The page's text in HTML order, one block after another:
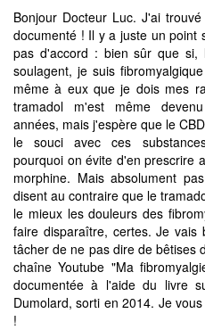
Bonjour Docteur Luc. J'ai
documenté ! Il y a juste un point
pas d'accord : bien sûr que
soulagent, je suis
même à eux que je dois mes
tramadol m'est même
années, mais j'espère que le
le souci avec ces
pourquoi on évite d'en prescrire
morphine. Mais absolument
disent au contraire que le
le mieux les douleurs des
faire disparaître, certes. Je
tâcher de ne pas dire de bêtises
chaîne Youtube "Ma
documentée à l'aide du livre
Dumolard, sorti en 2014. Je
!